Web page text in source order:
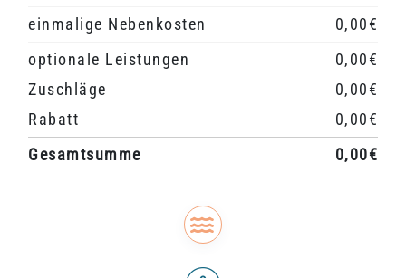
einmalige Nebenkosten
0,00€
optionale Leistungen
0,00€
Zuschläge
0,00€
Rabatt
0,00€
Gesamtsumme
0,00€